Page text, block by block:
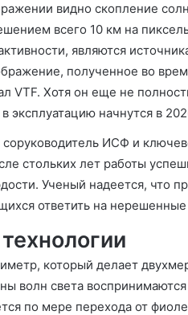
видно скопление
всего 10 км на
являются
полученное во
VTF. Хотя он еще не
эксплуатацию начнутся в
ИСФ и
стольких лет работы
Ученый надеется, что
ответить на
который делает
волн света
по мере перехода от